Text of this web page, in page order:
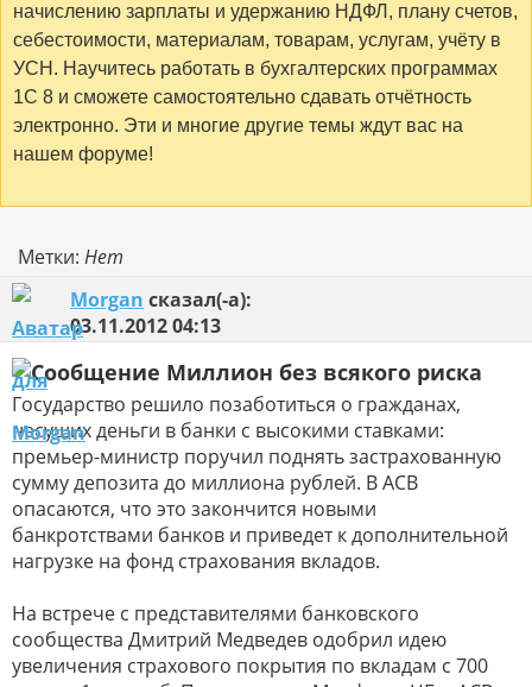
начислению зарплаты и удержанию НДФЛ, плану счетов,
себестоимости, материалам, товарам, услугам, учёту в
УСН. Научитесь работать в бухгалтерских программах
1С 8 и сможете самостоятельно сдавать отчётность
электронно. Эти и многие другие темы ждут вас на
нашем форуме!
Метки: Нет
Morgan сказал(-а):
03.11.201204:13
Миллион без всякого риска
Государство решило позаботиться о гражданах,
несущих деньги в банки с высокими ставками:
премьер-министр поручил поднять застрахованную
сумму депозита до миллиона рублей. В АСВ
опасаются, что это закончится новыми
банкротствами банков и приведет к дополнительной
нагрузке на фонд страхования вкладов.
На встрече с представителями банковского
сообщества Дмитрий Медведев одобрил идею
увеличения страхового покрытия по вкладам с 700